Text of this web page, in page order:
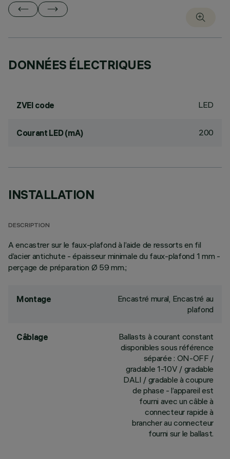
DONNÉES ÉLECTRIQUES
ZVEI code LED
Courant LED (mA) 200
INSTALLATION
DESCRIPTION
A encastrer sur le faux-plafond à l’aide de ressorts en fil
d’acier antichute - épaisseur minimale du faux-plafond 1 mm -
perçage de préparation Ø 59 mm.;
Montage
Encastré mural, Encastré au
plafond
Câblage
Ballasts à courant constant
disponibles sous référence
séparée : ON-OFF /
gradable 1-10V / gradable
DALI / gradable à coupure
de phase - l’appareil est
fourni avec un câble à
connecteur rapide à
brancher au connecteur
fourni sur le ballast.